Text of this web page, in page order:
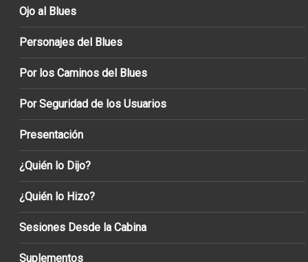
Ojo al Blues
Personajes del Blues
Por los Caminos del Blues
Por Seguridad de los Usuarios
Presentación
¿Quién lo Dijo?
¿Quién lo Hizo?
Sesiones Desde la Cabina
Suplementos